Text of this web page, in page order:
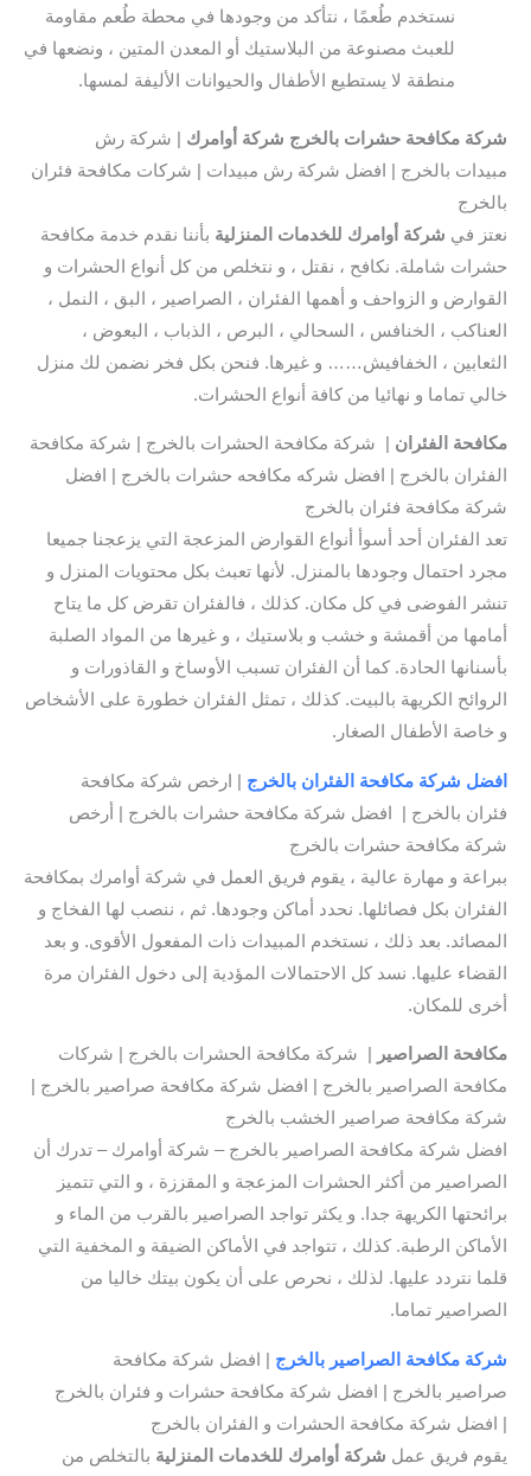
نستخدم طُعمًا ، نتأكد من وجودها في محطة طُعم مقاومة
للعبث مصنوعة من البلاستيك أو المعدن المتين ، ونضعها في
منطقة لا يستطيع الأطفال والحيوانات الأليفة لمسها.
شركة مكافحة حشرات بالخرج شركة أوامرك | شركة رش
مبيدات بالخرج | افضل شركة رش مبيدات | شركات مكافحة فئران
بالخرج
نعتز في شركة أوامرك للخدمات المنزلية بأننا نقدم خدمة مكافحة
حشرات شاملة. نكافح ، نقتل ، و نتخلص من كل أنواع الحشرات و
القوارض و الزواحف و أهمها الفئران ، الصراصير ، البق ، النمل ،
العناكب ، الخنافس ، السحالي ، البرص ، الذباب ، البعوض ،
الثعابين ، الخفافيش…… و غيرها. فنحن بكل فخر نضمن لك منزل
خالي تماما و نهائيا من كافة أنواع الحشرات.
مكافحة الفئران
| شركة مكافحة الحشرات بالخرج | شركة مكافحة
الفئران بالخرج | افضل شركه مكافحه حشرات بالخرج | افضل
شركة مكافحة فئران بالخرج
تعد الفئران أحد أسوأ أنواع القوارض المزعجة التي يزعجنا جميعا
مجرد احتمال وجودها بالمنزل. لأنها تعبث بكل محتويات المنزل و
تنشر الفوضى في كل مكان. كذلك ، فالفئران تقرض كل ما يتاح
أمامها من أقمشة و خشب و بلاستيك ، و غيرها من المواد الصلبة
بأسنانها الحادة. كما أن الفئران تسبب الأوساخ و القاذورات و
الروائح الكريهة بالبيت. كذلك ، تمثل الفئران خطورة على الأشخاص
و خاصة الأطفال الصغار.
افضل شركة مكافحة الفئران بالخرج | ارخص شركة مكافحة
فئران بالخرج | افضل شركة مكافحة حشرات بالخرج | أرخص
شركة مكافحة حشرات بالخرج
ببراعة و مهارة عالية ، يقوم فريق العمل في شركة أوامرك بمكافحة
الفئران بكل فصائلها. نحدد أماكن وجودها. ثم ، ننصب لها الفخاج و
المصائد. بعد ذلك ، نستخدم المبيدات ذات المفعول الأقوى. و بعد
القضاء عليها. نسد كل الاحتمالات المؤدية إلى دخول الفئران مرة
أخرى للمكان.
مكافحة الصراصير
| شركة مكافحة الحشرات بالخرج | شركات
مكافحة الصراصير بالخرج | افضل شركة مكافحة صراصير بالخرج |
شركة مكافحة صراصير الخشب بالخرج
افضل شركة مكافحة الصراصير بالخرج – شركة أوامرك – تدرك أن
الصراصير من أكثر الحشرات المزعجة و المقززة ، و التي تتميز
برائحتها الكريهة جدا. و يكثر تواجد الصراصير بالقرب من الماء و
الأماكن الرطبة. كذلك ، تتواجد في الأماكن الضيقة و المخفية التي
قلما نتردد عليها. لذلك ، نحرص على أن يكون بيتك خاليا من
الصراصير تماما.
شركة مكافحة الصراصير بالخرج | افضل شركة مكافحة
صراصير بالخرج | افضل شركة مكافحة حشرات و فئران بالخرج
| افضل شركة مكافحة الحشرات و الفئران بالخرج
يقوم فريق عمل شركة أوامرك للخدمات المنزلية بالتخلص من